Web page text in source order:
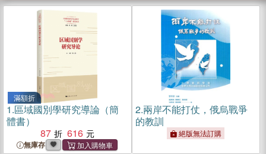
滿額折
1.區域國別學研究導論（簡
體書）
87
616
無庫存
2.兩岸不能打仗，俄烏戰爭
的教訓
絕版無法訂購